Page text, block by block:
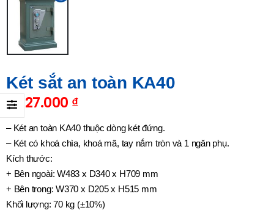
Két sắt an toàn KA40
2.327.000 ₫
– Két an toàn KA40 thuộc dòng két đứng.
– Két có khoá chìa, khoá mã, tay nắm tròn và 1 ngăn phụ.
Kích thước:
+ Bên ngoài: W483 x D340 x H709 mm
+ Bên trong: W370 x D205 x H515 mm
Khối lượng: 70 kg (±10%)